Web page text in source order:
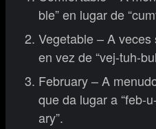
ble” en lugar de
Vegetable – A veces
en vez de “vej-tuh-
February – A
que da lugar a “feb-
ary”.